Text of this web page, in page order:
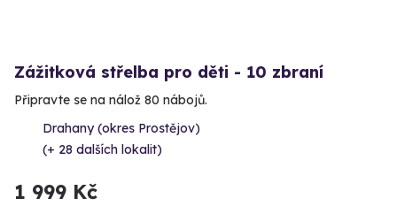
Zážitková střelba pro děti - 10 zbraní
Připravte se na nálož 80 nábojů.
Drahany (okres Prostějov)
(+ 28 dalších lokalit)
1 999 Kč